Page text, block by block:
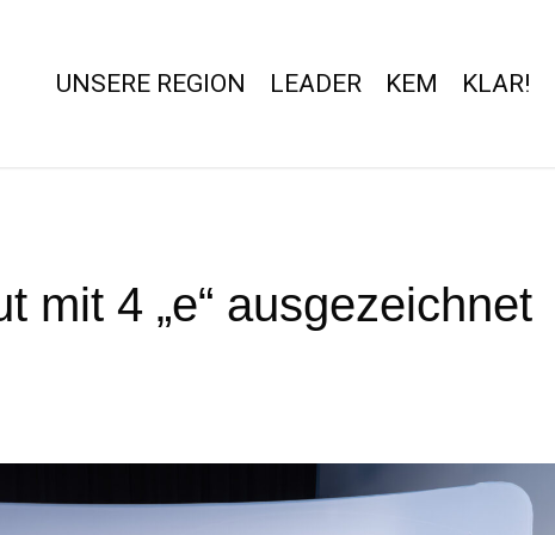
UNSERE REGION LEADER KEM KLAR!
mit 4 „e“ ausgezeichnet